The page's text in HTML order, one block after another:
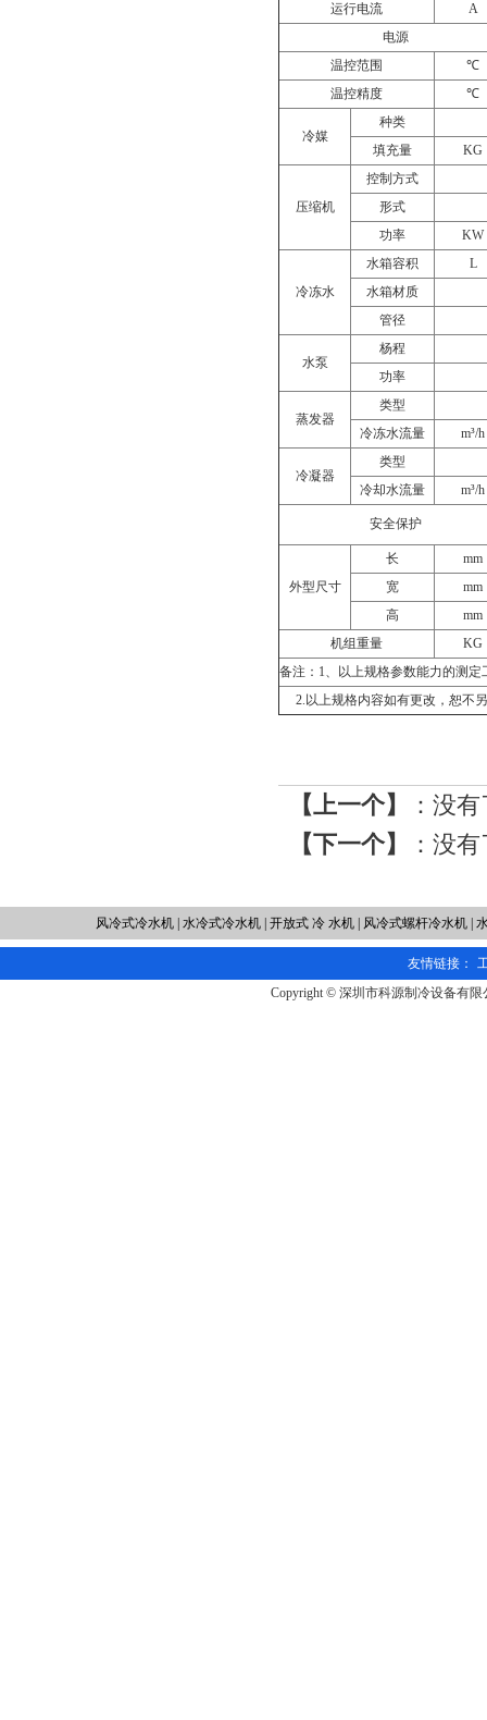
运行电流
A
电源
温控范围
℃
温控精度
℃
冷媒
种类
填充量
KG
压缩机
控制方式
形式
功率
KW
冷冻水
水箱容积
L
水箱材质
管径
水泵
杨程
功率
蒸发器
类型
冷冻水流量
m³/h
冷凝器
类型
冷却水流量
m³/h
安全保护
外型尺寸
长
mm
宽
mm
高
mm
机组重量
KG
备注：1、以上规格参数能力的测
2.以上规格内容如有更改，恕不
【上一个】
：没
【下一个】
：没
风冷式冷水机 水冷式冷水机 开放式 冷 水机 风冷式螺杆冷水机
友情链接：
Copyright © 深圳市科源制冷设备有